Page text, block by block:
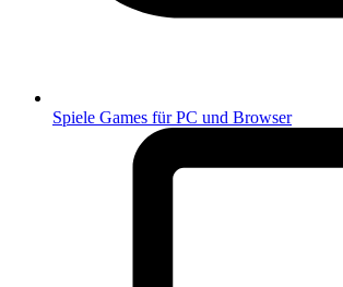
Spiele Games für PC und Browser